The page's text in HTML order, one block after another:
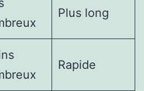
Plus long
Rapide